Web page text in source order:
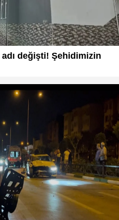
değişti! Şehidimizin